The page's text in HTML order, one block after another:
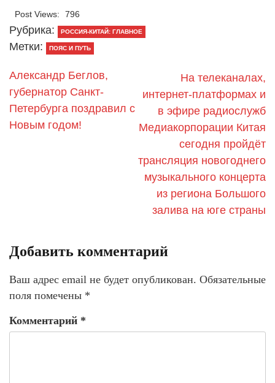
Post Views: 796
Рубрика: РОССИЯ-КИТАЙ: ГЛАВНОЕ
Метки: ПОЯС И ПУТЬ
Александр Беглов,
губернатор Санкт-
Петербурга поздравил с
Новым годом!
На телеканалах,
интернет-платформах и
в эфире радиослужб
Медиакорпорации Китая
сегодня пройдёт
трансляция новогоднего
музыкального концерта
из региона Большого
залива на юге страны
Добавить комментарий
Ваш адрес email не будет опубликован. Обязательные
поля помечены *
Комментарий *